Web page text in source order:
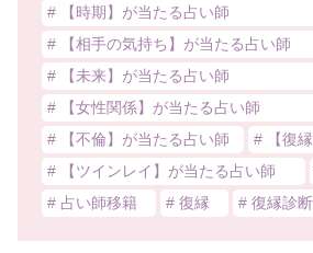
# 【時期】が当たる占い師
# 【相手の気持ち】が当たる占い師
# 【未来】が当たる占い師
# 【女性関係】が当たる占い師
# 【不倫】が当たる占い師
# 【復
# 【ツインレイ】が当たる占い師
# 占い師移籍
# 復縁 # 復縁診断